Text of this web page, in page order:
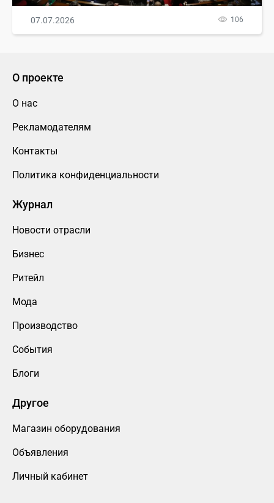
07.07.2026 106
О проекте
О нас
Рекламодателям
Контакты
Политика конфиденциальности
Журнал
Новости отрасли
Бизнес
Ритейл
Мода
Производство
События
Блоги
Другое
Магазин оборудования
Объявления
Личный кабинет